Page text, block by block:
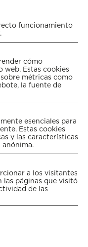
funcionamiento
cómo
Estas cookies
métricas como
la fuente de
esenciales para
Estas cookies
y las características
anónima.
a los visitantes
las páginas que visitó
de las